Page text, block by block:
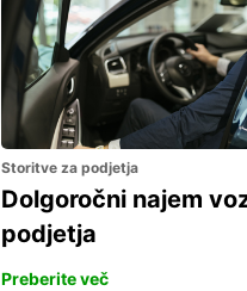
FREJUS
FREJUS - FRANCE
Storitve za podjetja
Dolgoročni najem
podjetja
Preberite več